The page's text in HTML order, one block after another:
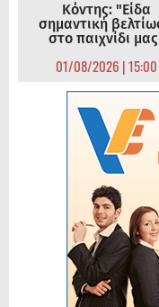
Κόντης: "Είδα
σημαντική
στο παιχνίδι
01/08/2026 | 15:00